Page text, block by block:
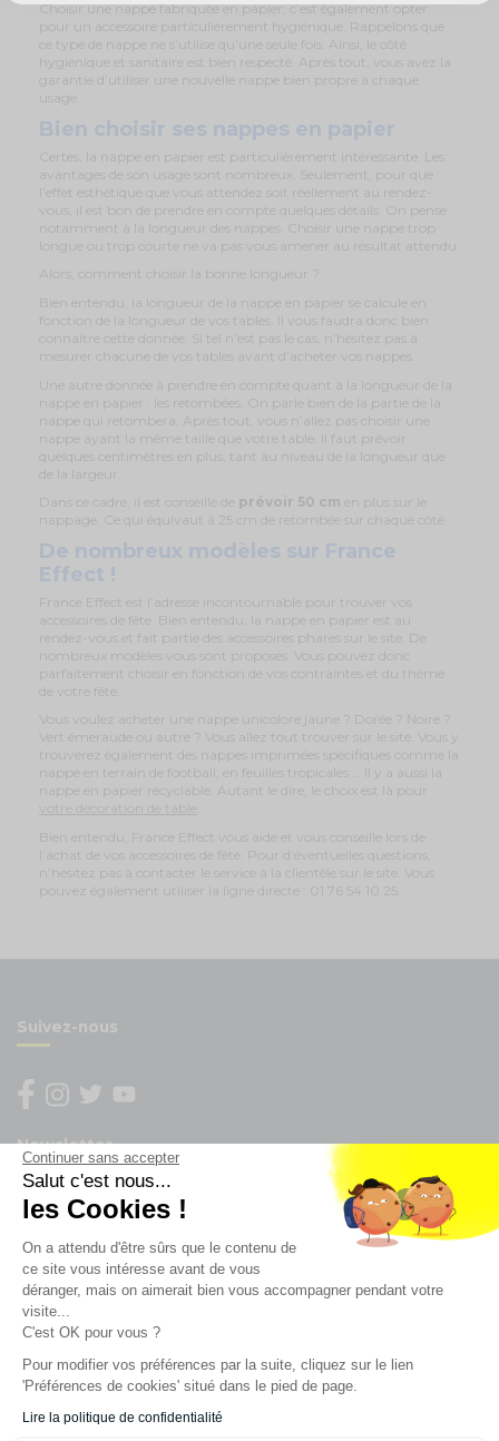
Continuer sans accepter
Salut c'est nous...
les Cookies !
On a attendu d'être sûrs que le contenu de
ce site vous intéresse avant de vous
déranger, mais on aimerait bien vous accompagner pendant votre
visite...
C'est OK pour vous ?
Pour modifier vos préférences par la suite, cliquez sur le lien
'Préférences de cookies' situé dans le pied de page.
Lire la politique de confidentialité
Choisir une nappe fabriquée en papier, c’est également opter
pour un accessoire particulièrement hygiénique. Rappelons que
ce type de nappe ne s’utilise qu’une seule fois. Ainsi, le côté
hygiénique et sanitaire est bien respecté. Après tout, vous avez la
garantie d’utiliser une nouvelle nappe bien propre à chaque
usage.
Bien choisir ses nappes en papier
Certes, la nappe en papier est particulièrement intéressante. Les
avantages de son usage sont nombreux. Seulement, pour que
l’effet esthétique que vous attendez soit réellement au rendez-
vous, il est bon de prendre en compte quelques détails. On pense
notamment à la longueur des nappes. Choisir une nappe trop
longue ou trop courte ne va pas vous amener au résultat attendu.
Alors, comment choisir la bonne longueur ?
Bien entendu, la longueur de la nappe en papier se calcule en
fonction de la longueur de vos tables. Il vous faudra donc bien
connaître cette donnée. Si tel n’est pas le cas, n’hésitez pas à
mesurer chacune de vos tables avant d’acheter vos nappes.
Une autre donnée à prendre en compte quant à la longueur de la
nappe en papier : les retombées. On parle bien de la partie de la
nappe qui retombera. Après tout, vous n’allez pas choisir une
nappe ayant la même taille que votre table. Il faut prévoir
quelques centimètres en plus, tant au niveau de la longueur que
de la largeur.
Dans ce cadre, il est conseillé de prévoir 50 cm en plus sur le
nappage. Ce qui équivaut à 25 cm de retombée sur chaque côté.
De nombreux modèles sur France
Effect !
France Effect est l’adresse incontournable pour trouver vos
accessoires de fête. Bien entendu, la nappe en papier est au
rendez-vous et fait partie des accessoires phares sur le site. De
nombreux modèles vous sont proposés. Vous pouvez donc
parfaitement choisir en fonction de vos contraintes et du thème
de votre fête.
Vous voulez acheter une nappe unicolore jaune ? Dorée ? Noire ?
Vert émeraude ou autre ? Vous allez tout trouver sur le site. Vous y
trouverez également des nappes imprimées spécifiques comme la
nappe en terrain de football, en feuilles tropicales … Il y a aussi la
nappe en papier recyclable. Autant le dire, le choix est là pour
votre décoration de table
Bien entendu, France Effect vous aide et vous conseille lors de
l’achat de vos accessoires de fête. Pour d’éventuelles questions,
n’hésitez pas à contacter le service à la clientèle sur le site. Vous
pouvez également utiliser la ligne directe : 01 76 54 10 25.
Suivez-nous
Newsletter
Enregistrez vous à la newsletter
Restez à l'actualité sur nos produits et les offres du
moment
NOS SERVICES
INFORMATIONS